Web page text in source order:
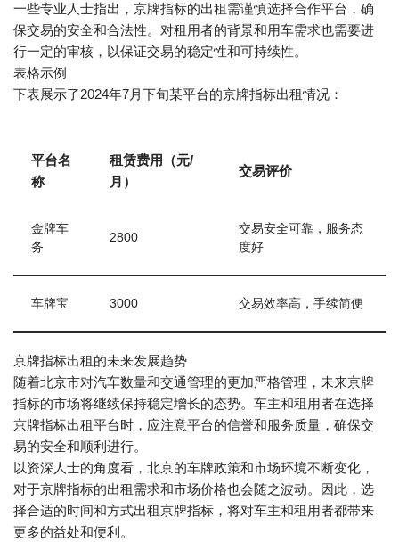
一些专业人士指出，京牌指标的出租需谨慎选择合作平台，确
保交易的安全和合法性。对租用者的背景和用车需求也需要进
行一定的审核，以保证交易的稳定性和可持续性。
表格示例
下表展示了2024年7月下旬某平台的京牌指标出租情况：
平台名
称
租赁费用（元/
月）
交易评价
金牌车
务
2800
交易安全可靠，服务态
度好
车牌宝 3000 交易效率高，手续简便
京牌指标出租的未来发展趋势
随着北京市对汽车数量和交通管理的更加严格管理，未来京牌
指标的市场将继续保持稳定增长的态势。车主和租用者在选择
京牌指标出租平台时，应注意平台的信誉和服务质量，确保交
易的安全和顺利进行。
以资深人士的角度看，北京的车牌政策和市场环境不断变化，
对于京牌指标的出租需求和市场价格也会随之波动。因此，选
择合适的时间和方式出租京牌指标，将对车主和租用者都带来
更多的益处和便利。